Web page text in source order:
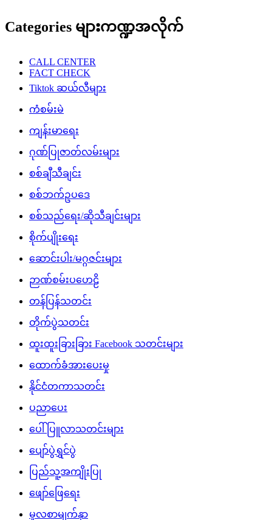
Categories များကဏ္ဍအလိုက်
CALL CENTER
FACT CHECK
Tiktok ဆယ်လီများ
ကံစမ်းမဲ
ကျန်းမာရေး
ဂုဏ်ပြုဇာတ်လမ်းများ
စစ်ချီသီချင်း
စစ်ဘက်ဥပဒေ
စစ်သည်ရေး/ဆိုသီချင်းများ
စိုက်ပျိုးရေး
ဆောင်းပါး/မဂ္ဂဇင်းများ
ဉာဏ်စမ်းပဟေဠိ
တန်ပြန်သတင်း
တိုက်ပွဲသတင်း
ထူးထူးခြားခြား Facebook သတင်းများ
ထောက်ခံအားပေးမှု
နိုင်ငံတကာသတင်း
ပညာပေး
ပေါ်ပြူလာသတင်းများ
ပျော်ပွဲရွှင်ပွဲ
ပြည်သူ့အကျိုးပြု
ဖျော်ဖြေရေး
မူလစာမျက်နှာ